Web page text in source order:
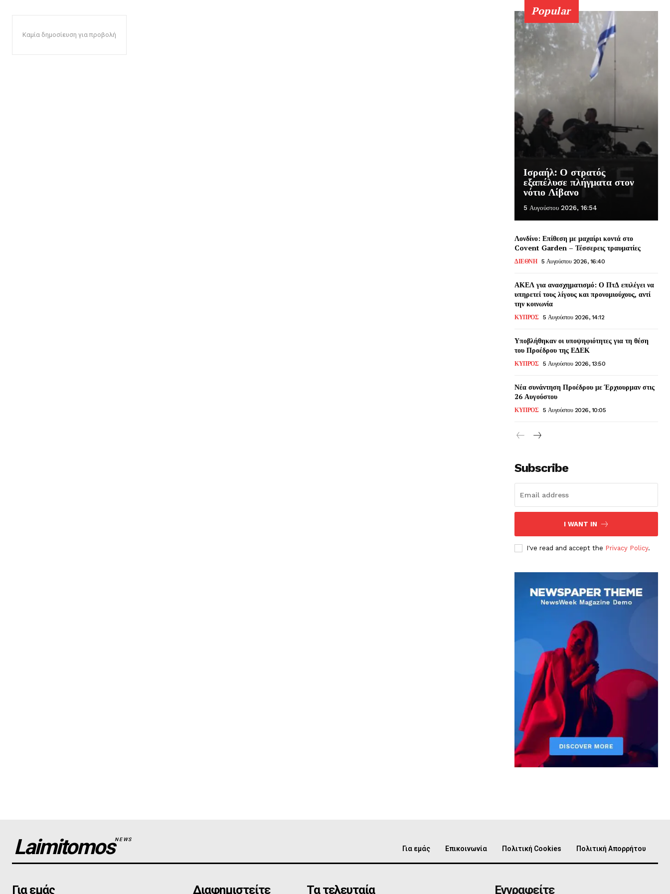
Καμία δημοσίευση για προβολή
Popular
Ισραήλ: Ο στρατός
εξαπέλυσε πλήγματα στον
νότιο Λίβανο
5 Αυγούστου 2026, 16:54
Λονδίνο: Επίθεση με μαχαίρι κοντά στο
Covent Garden – Τέσσερεις τραυματίες
ΔΙΕΘΝΗ 5 Αυγούστου 2026, 16:40
ΑΚΕΛ για ανασχηματισμό: Ο ΠτΔ επιλέγει να
υπηρετεί τους λίγους και προνομιούχους, αντί
την κοινωνία
ΚΥΠΡΟΣ 5 Αυγούστου 2026, 14:12
Υποβλήθηκαν οι υποψηφιότητες για τη θέση
του Προέδρου της ΕΔΕΚ
ΚΥΠΡΟΣ 5 Αυγούστου 2026, 13:50
Νέα συνάντηση Προέδρου με Έρχιουρμαν στις
26 Αυγούστου
ΚΥΠΡΟΣ 5 Αυγούστου 2026, 10:05
Subscribe
I WANT IN
I've read and accept the Privacy Policy.
LaimitomosNEWS
Για εμάς Επικοινωνία Πολιτική Cookies Πολιτική Απορρήτου
Για εμάς Διαφημιστείτε Τα τελευταία Εγγραφείτε